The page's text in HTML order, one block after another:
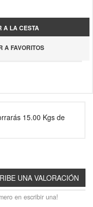
A LA CESTA
A FAVORITOS
15.00 Kgs de
en escribir una!